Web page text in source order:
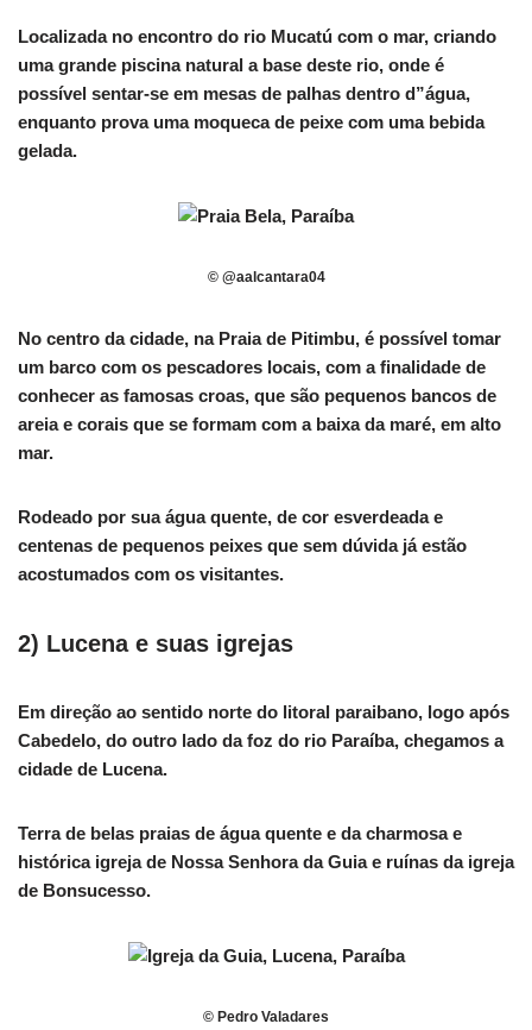
Localizada no encontro do rio Mucatú com o mar, criando
uma grande piscina natural a base deste rio, onde é
possível sentar-se em mesas de palhas dentro d”água,
enquanto prova uma moqueca de peixe com uma bebida
gelada.
© @aalcantara04
No centro da cidade, na Praia de Pitimbu, é possível tomar
um barco com os pescadores locais, com a finalidade de
conhecer as famosas croas, que são pequenos bancos de
areia e corais que se formam com a baixa da maré, em alto
mar.
Rodeado por sua água quente, de cor esverdeada e
centenas de pequenos peixes que sem dúvida já estão
acostumados com os visitantes.
2) Lucena e suas igrejas
Em direção ao sentido norte do litoral paraibano, logo após
Cabedelo, do outro lado da foz do rio Paraíba, chegamos a
cidade de Lucena.
Terra de belas praias de água quente e da charmosa e
histórica igreja de Nossa Senhora da Guia e ruínas da igreja
de Bonsucesso.
© Pedro Valadares